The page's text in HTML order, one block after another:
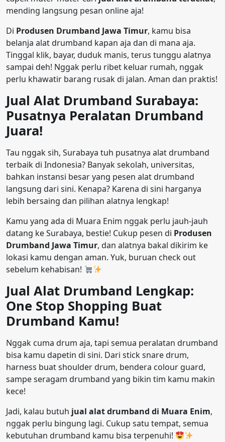
mending langsung pesan online aja!
Di Produsen Drumband Jawa Timur, kamu bisa
belanja alat drumband kapan aja dan di mana aja.
Tinggal klik, bayar, duduk manis, terus tunggu alatnya
sampai deh! Nggak perlu ribet keluar rumah, nggak
perlu khawatir barang rusak di jalan. Aman dan praktis!
Jual Alat Drumband Surabaya:
Pusatnya Peralatan Drumband
Juara!
Tau nggak sih, Surabaya tuh pusatnya alat drumband
terbaik di Indonesia? Banyak sekolah, universitas,
bahkan instansi besar yang pesen alat drumband
langsung dari sini. Kenapa? Karena di sini harganya
lebih bersaing dan pilihan alatnya lengkap!
Kamu yang ada di Muara Enim nggak perlu jauh-jauh
datang ke Surabaya, bestie! Cukup pesen di Produsen
Drumband Jawa Timur, dan alatnya bakal dikirim ke
lokasi kamu dengan aman. Yuk, buruan check out
sebelum kehabisan!
Jual Alat Drumband Lengkap:
One Stop Shopping Buat
Drumband Kamu!
Nggak cuma drum aja, tapi semua peralatan drumband
bisa kamu dapetin di sini. Dari stick snare drum,
harness buat shoulder drum, bendera colour guard,
sampe seragam drumband yang bikin tim kamu makin
kece!
Jadi, kalau butuh jual alat drumband di Muara Enim,
nggak perlu bingung lagi. Cukup satu tempat, semua
kebutuhan drumband kamu bisa terpenuhi!